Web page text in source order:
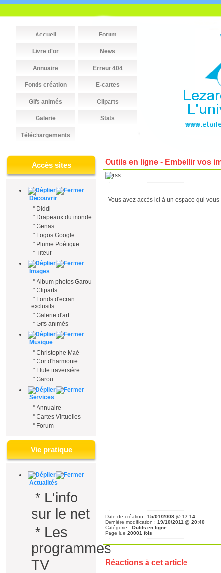
Accueil Forum
Livre d'or News
Annuaire Erreur 404
Fonds création E-cartes
Gifs animés Cliparts
Galerie Stats
Téléchargements
Accès sites
Découvrir
° Diddl
° Drapeaux du monde
° Genas
° Logos Google
° Plume Poétique
° Titeuf
Images
° Album photos Garou
° Cliparts
° Fonds d'ecran
exclusifs
° Galerie d'art
° Gifs animés
Musique
° Christophe Maé
° Cor d'harmonie
° Flute traversière
° Garou
Services
° Annuaire
° Cartes Virtuelles
° Forum
Vie pratique
Actualités
* L'info
sur le net
* Les
programmes
TV
Outils en ligne - Embellir vos
Vous avez accès ici à un espace qui
Date de création : 15/01/2008 @ 17:14
Dernière modification : 19/10/2011 @ 20:40
Catégorie : Outils en ligne
Page lue 20001 fois
Réactions à cet article